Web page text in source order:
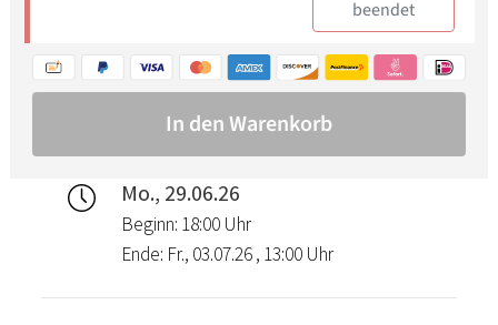
Mo., 29.06.26
Beginn: 18:00 Uhr
Ende: Fr., 03.07.26 , 13:00 Uhr